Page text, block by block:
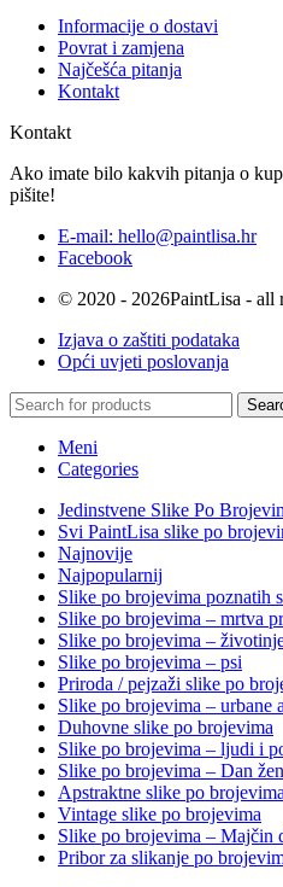
Informacije o dostavi
Povrat i zamjena
Najčešća pitanja
Kontakt
Kontakt
Ako imate bilo kakvih pitanja o
pišite!
E-mail: hello@paintlisa.hr
Facebook
© 2020 - 2026PaintLisa - all
Izjava o zaštiti podataka
Opći uvjeti poslovanja
Meni
Categories
Jedinstvene Slike Po
Svi PaintLisa slike po
Najnovije
Najpopularnij
Slike po brojevima poznatih
Slike po brojevima – mrtva
Slike po brojevima –
Slike po brojevima – psi
Priroda / pejzaži slike po
Slike po brojevima – urbane
Duhovne slike po brojevima
Slike po brojevima – ljudi i
Slike po brojevima – Dan
Apstraktne slike po brojevima
Vintage slike po brojevima
Slike po brojevima – Majčin
Pribor za slikanje po